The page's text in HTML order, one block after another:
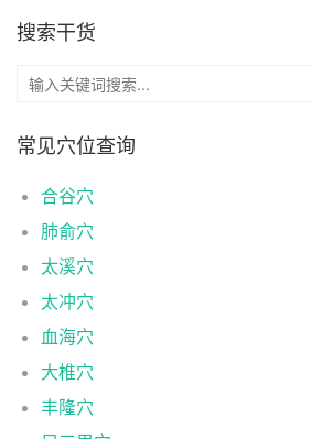
搜索干货
常见穴位查询
合谷穴
肺俞穴
太溪穴
太冲穴
血海穴
大椎穴
丰隆穴